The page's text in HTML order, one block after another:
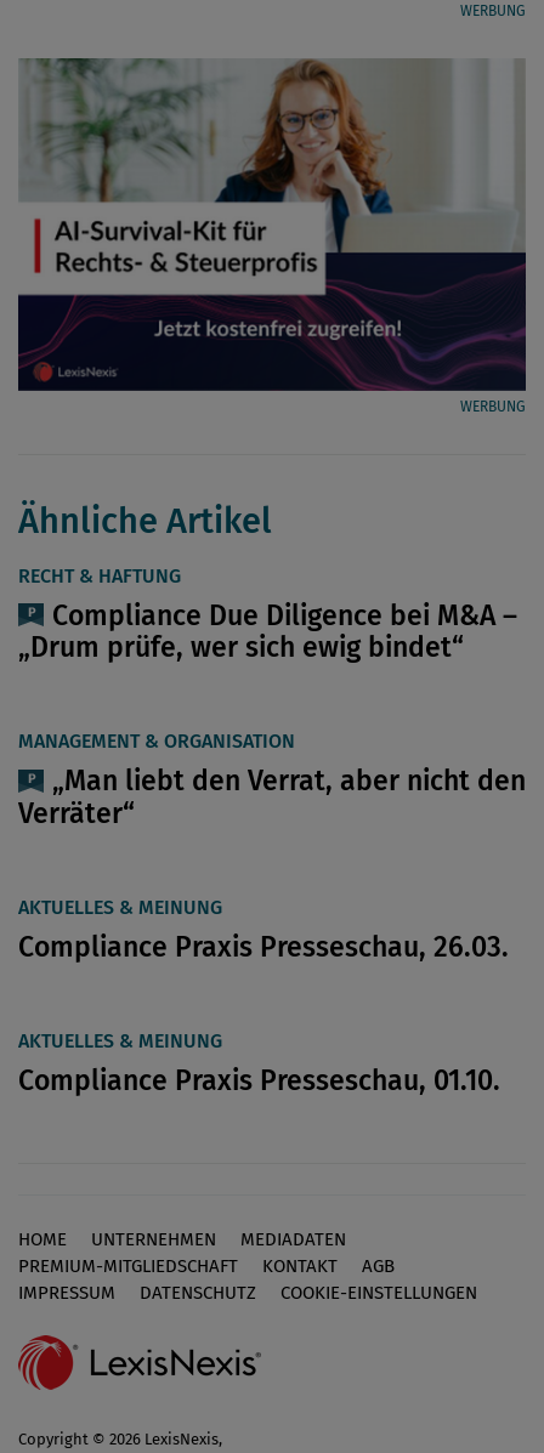
WERBUNG
WERBUNG
Ähnliche Artikel
RECHT & HAFTUNG
Compliance Due Diligence bei M&A –
„Drum prüfe, wer sich ewig bindet“
MANAGEMENT & ORGANISATION
„Man liebt den Verrat, aber nicht den
Verräter“
AKTUELLES & MEINUNG
Compliance Praxis Presseschau, 26.03.
AKTUELLES & MEINUNG
Compliance Praxis Presseschau, 01.10.
Footer
HOME UNTERNEHMEN
MEDIADATEN
PREMIUM-MITGLIEDSCHAFT
KONTAKT
AGB
IMPRESSUM
DATENSCHUTZ COOKIE-EINSTELLUNGEN
Copyright © 2026 LexisNexis,